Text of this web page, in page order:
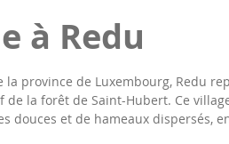
à Redu
province de Luxembourg, Redu
de la forêt de Saint-Hubert. Ce
douces et de hameaux dispersés,